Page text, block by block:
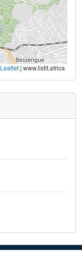
Leaflet | www.listit.africa